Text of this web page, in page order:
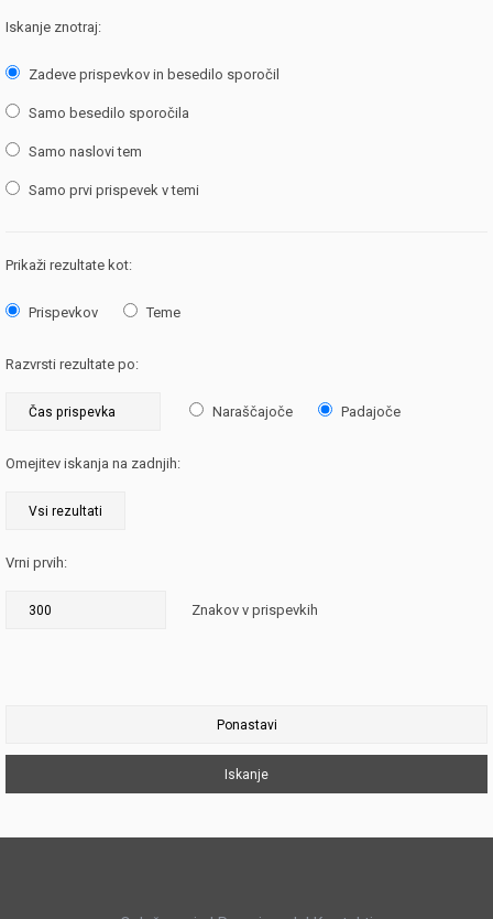
Iskanje znotraj:
Zadeve prispevkov in besedilo sporočil
Samo besedilo sporočila
Samo naslovi tem
Samo prvi prispevek v temi
Prikaži rezultate kot:
Prispevkov Teme
Razvrsti rezultate po:
Naraščajoče Padajoče
Omejitev iskanja na zadnjih:
Vrni prvih:
Znakov v prispevkih